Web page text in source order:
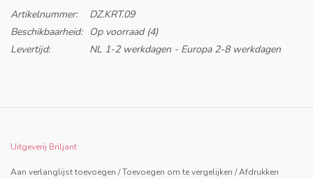
Artikelnummer:
DZ.KRT.09
Beschikbaarheid:
Op voorraad(4)
Levertijd:
NL 1-2 werkdagen - Europa 2-8 werkdagen
Uitgeverij Briljant
Aan verlanglijst toevoegen /Toevoegen om te vergelijken /Afdrukken